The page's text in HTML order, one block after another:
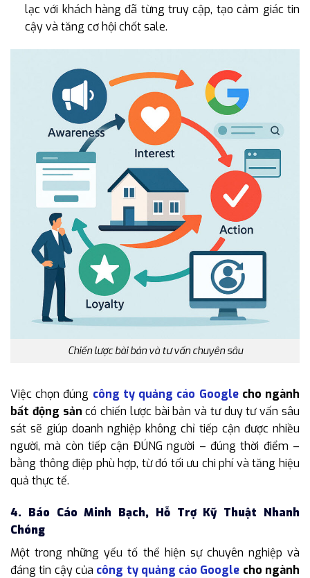
lạc với khách hàng đã từng truy cập, tạo cảm giác tin
cậy và tăng cơ hội chốt sale.
Chiến lược bài bản và tư vấn chuyên sâu
Việc chọn đúng công ty quảng cáo Googlecho ngành
bất động sản có chiến lược bài bản và tư duy tư vấn sâu
sát sẽ giúp doanh nghiệp không chỉ tiếp cận được nhiều
người, mà còn tiếp cận ĐÚNG người – đúng thời điểm –
bằng thông điệp phù hợp, từ đó tối ưu chi phí và tăng hiệu
quả thực tế.
4. Báo Cáo Minh Bạch, Hỗ Trợ Kỹ Thuật Nhanh
Chóng
Một trong những yếu tố thể hiện sự chuyên nghiệp và
đáng tin cậy của công ty quảng cáo Google cho ngành